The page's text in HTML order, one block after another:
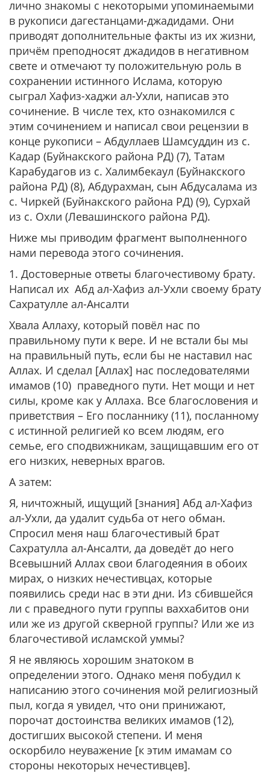
лично знакомы с некоторыми упоминаемыми
в рукописи дагестанцами-джадидами. Они
приводят дополнительные факты из их жизни,
причём преподносят джадидов в негативном
свете и отмечают ту положительную роль в
сохранении истинного Ислама, которую
сыграл Хафиз-хаджи ал-Ухли, написав это
сочинение. В числе тех, кто ознакомился с
этим сочинением и написал свои рецензии в
конце рукописи – Абдуллаев Шамсуддин из с.
Кадар (Буйнакского района РД) (7), Татам
Карабудагов из с. Халимбекаул (Буйнакского
района РД) (8), Абдурахман, сын Абдусалама из
с. Чиркей (Буйнакского района РД) (9), Сурхай
из с. Охли (Левашинского района РД).
Ниже мы приводим фрагмент выполненного
нами перевода этого сочинения.
1. Достоверные ответы благочестивому брату.
Написал их Абд ал-Хафиз ал-Ухли своему брату
Сахратулле ал-Ансалти
Хвала Аллаху, который повёл нас по
правильному пути к вере. И не встали бы мы
на правильный путь, если бы не наставил нас
Аллах. И сделал [Аллах] нас последователями
имамов (10) праведного пути. Нет мощи и нет
силы, кроме как у Аллаха. Все благословения и
приветствия – Его посланнику (11), посланному
с истинной религией ко всем людям, его
семье, его сподвижникам, защищавшим его от
его низких, неверных врагов.
А затем:
Я, ничтожный, ищущий [знания] Абд ал-Хафиз
ал-Ухли, да удалит судьба от него обман.
Спросил меня наш благочестивый брат
Сахратулла ал-Ансалти, да доведёт до него
Всевышний Аллах свои благодеяния в обоих
мирах, о низких нечестивцах, которые
появились среди нас в эти дни. Из сбившейся
ли с праведного пути группы ваххабитов они
или же из другой скверной группы? Или же из
благочестивой исламской уммы?
Я не являюсь хорошим знатоком в
определении этого. Однако меня побудил к
написанию этого сочинения мой религиозный
пыл, когда я увидел, что они принижают,
порочат достоинства великих имамов (12),
достигших высокой степени. И меня
оскорбило неуважение [к этим имамам со
стороны некоторых нечестивцев].